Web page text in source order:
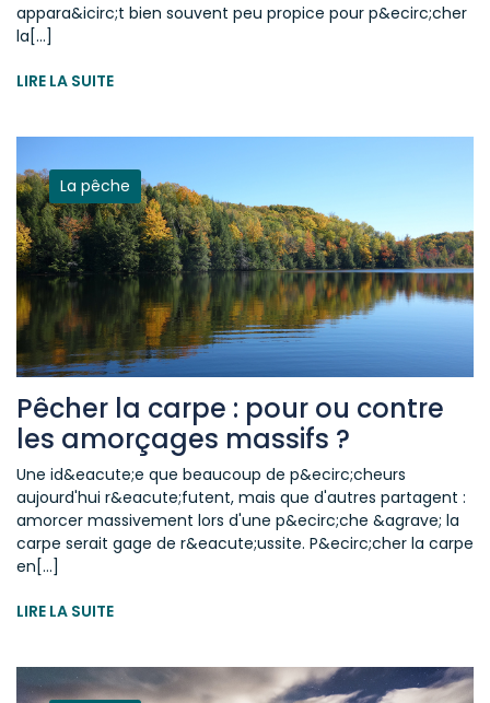
appara&icirc;t bien souvent peu propice pour p&ecirc;cher
la[...]
LIRE LA SUITE
La pêche
Pêcher la carpe : pour ou contre
les amorçages massifs ?
Une id&eacute;e que beaucoup de p&ecirc;cheurs
aujourd'hui r&eacute;futent, mais que d'autres partagent :
amorcer massivement lors d'une p&ecirc;che &agrave; la
carpe serait gage de r&eacute;ussite. P&ecirc;cher la carpe
en[...]
LIRE LA SUITE